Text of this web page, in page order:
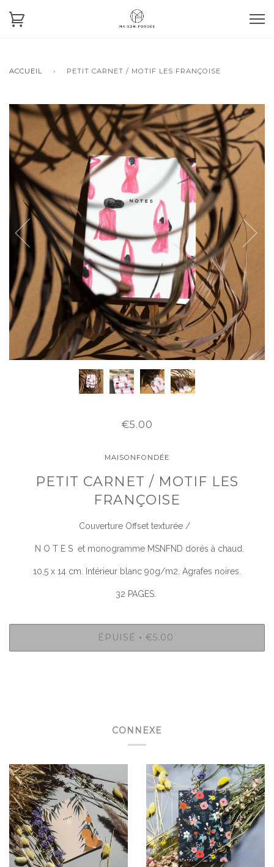
ACCUEIL › PETIT CARNET / MOTIF LES FRANÇOISE
€5.00
MAISONFONDÉE
PETIT CARNET / MOTIF LES
FRANÇOISE
Couverture Offset texturée /
N O T E S et monogramme MSNFND dorés à chaud.
10,5 x 14 cm. Intérieur blanc 90g/m2. Agrafes noires.
32 PAGES.
ÉPUISÉ • €5.00
CONNEXE